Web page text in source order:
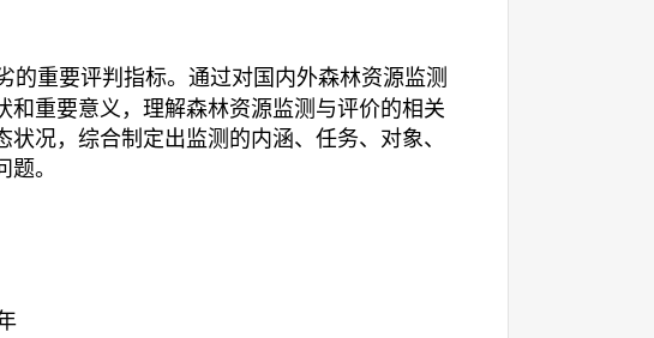
重要评判指标。通过对国内外森林资源监测
重要意义，理解森林资源监测与评价的相关
况，综合制定出监测的内涵、任务、对象、
。